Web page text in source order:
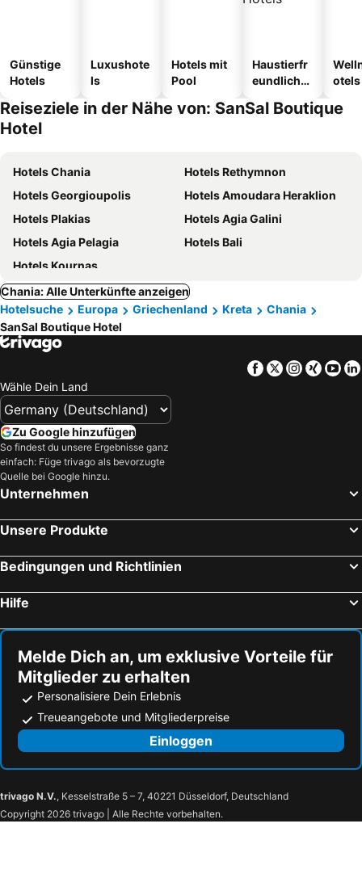
Günstige
Hotels
Luxushote
ls
Hotels mit
Pool
Haustierfr
eundliche
otels
Reiseziele in der Nähe von: SanSal Boutique
Hotel
Hotels Chania
Hotels Rethymnon
Hotels Georgioupolis
Hotels Amoudara Heraklion
Hotels Plakias
Hotels Agia Galini
Hotels Agia Pelagia
Hotels Bali
Hotels Kournas
Chania: Alle Unterkünfte anzeigen
Hotelsuche
Europa Griechenland Kreta
Chania
SanSal Boutique Hotel
Facebook
TwitterXing
Wähle Dein Land
Zu Google hinzufügen
So findest du unsere Ergebnisse ganz
einfach: Füge trivago als bevorzugte
Quelle bei Google hinzu.
Unternehmen
Unsere Produkte
Bedingungen und Richtlinien
Hilfe
Melde Dich an, um exklusive Vorteile für
Mitglieder zu erhalten
Personalisiere Dein Erlebnis
Treueangebote und Mitgliederpreise
Einloggen
trivago N.V., Kesselstraße 5 – 7, 40221 Düsseldorf, Deutschland
Copyright 2026 trivago | Alle Rechte vorbehalten.